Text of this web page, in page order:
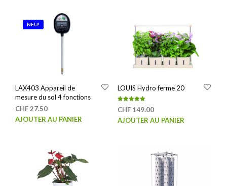
NEU!
LAX403 Appareil de
mesure du sol 4 fonctions
CHF27.50
AJOUTER AU PANIER
LOUIS Hydro ferme 20
Note
5.00
CHF149.00
AJOUTER AU PANIER